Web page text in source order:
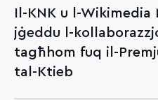
Il-KNK u l-Wikimedia
jġeddu l-
tagħhom fuq il-
tal-Ktieb